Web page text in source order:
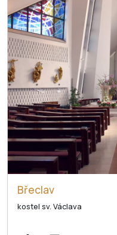
Břeclav
kostel sv. Václava